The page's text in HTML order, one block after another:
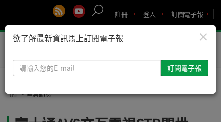
訂閱電子報
登入
註冊
Toggle
> 產業動態
×
欲了解最新資訊馬上訂閱電子報
請
輸
您